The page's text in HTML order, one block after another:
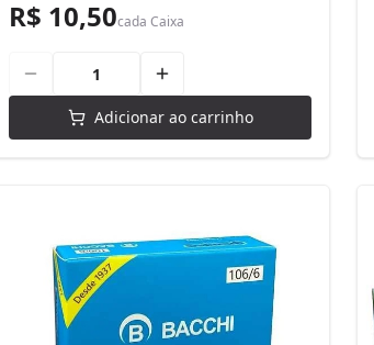
R$ 10,50cada Caixa
Adicionar ao carrinho